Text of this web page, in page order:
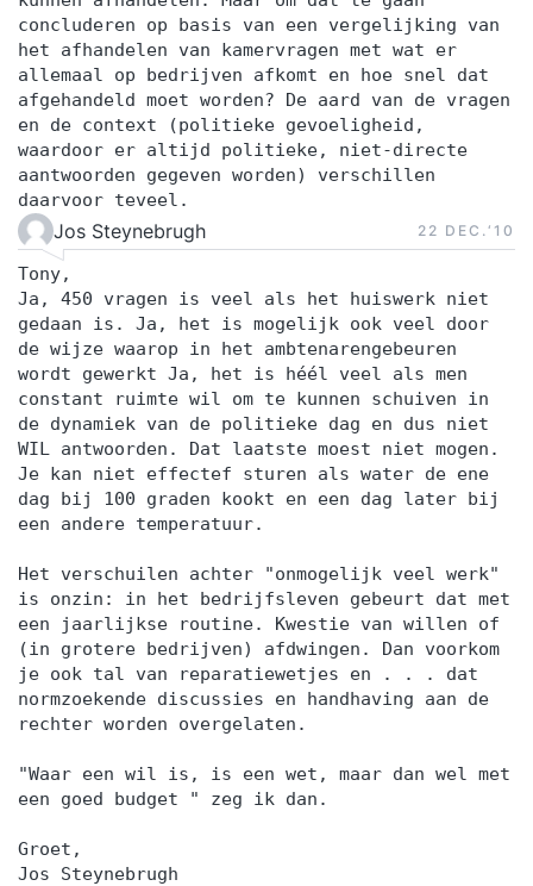
concluderen op basis van een vergelijking van
het afhandelen van kamervragen met wat er
allemaal op bedrijven afkomt en hoe snel dat
afgehandeld moet worden? De aard van de vragen
en de context (politieke gevoeligheid,
waardoor er altijd politieke, niet-directe
aantwoorden gegeven worden) verschillen
daarvoor teveel.
Jos Steynebrugh 22 DEC.‘10
Tony,
Ja, 450 vragen is veel als het huiswerk niet
gedaan is. Ja, het is mogelijk ook veel door
de wijze waarop in het ambtenarengebeuren
wordt gewerkt Ja, het is héél veel als men
constant ruimte wil om te kunnen schuiven in
de dynamiek van de politieke dag en dus niet
WIL antwoorden. Dat laatste moest niet mogen.
Je kan niet effectef sturen als water de ene
dag bij 100 graden kookt en een dag later bij
een andere temperatuur.
Het verschuilen achter "onmogelijk veel werk"
is onzin: in het bedrijfsleven gebeurt dat met
een jaarlijkse routine. Kwestie van willen of
(in grotere bedrijven) afdwingen. Dan voorkom
je ook tal van reparatiewetjes en . . . dat
normzoekende discussies en handhaving aan de
rechter worden overgelaten.
"Waar een wil is, is een wet, maar dan wel met
een goed budget " zeg ik dan.
Groet,
Jos Steynebrugh